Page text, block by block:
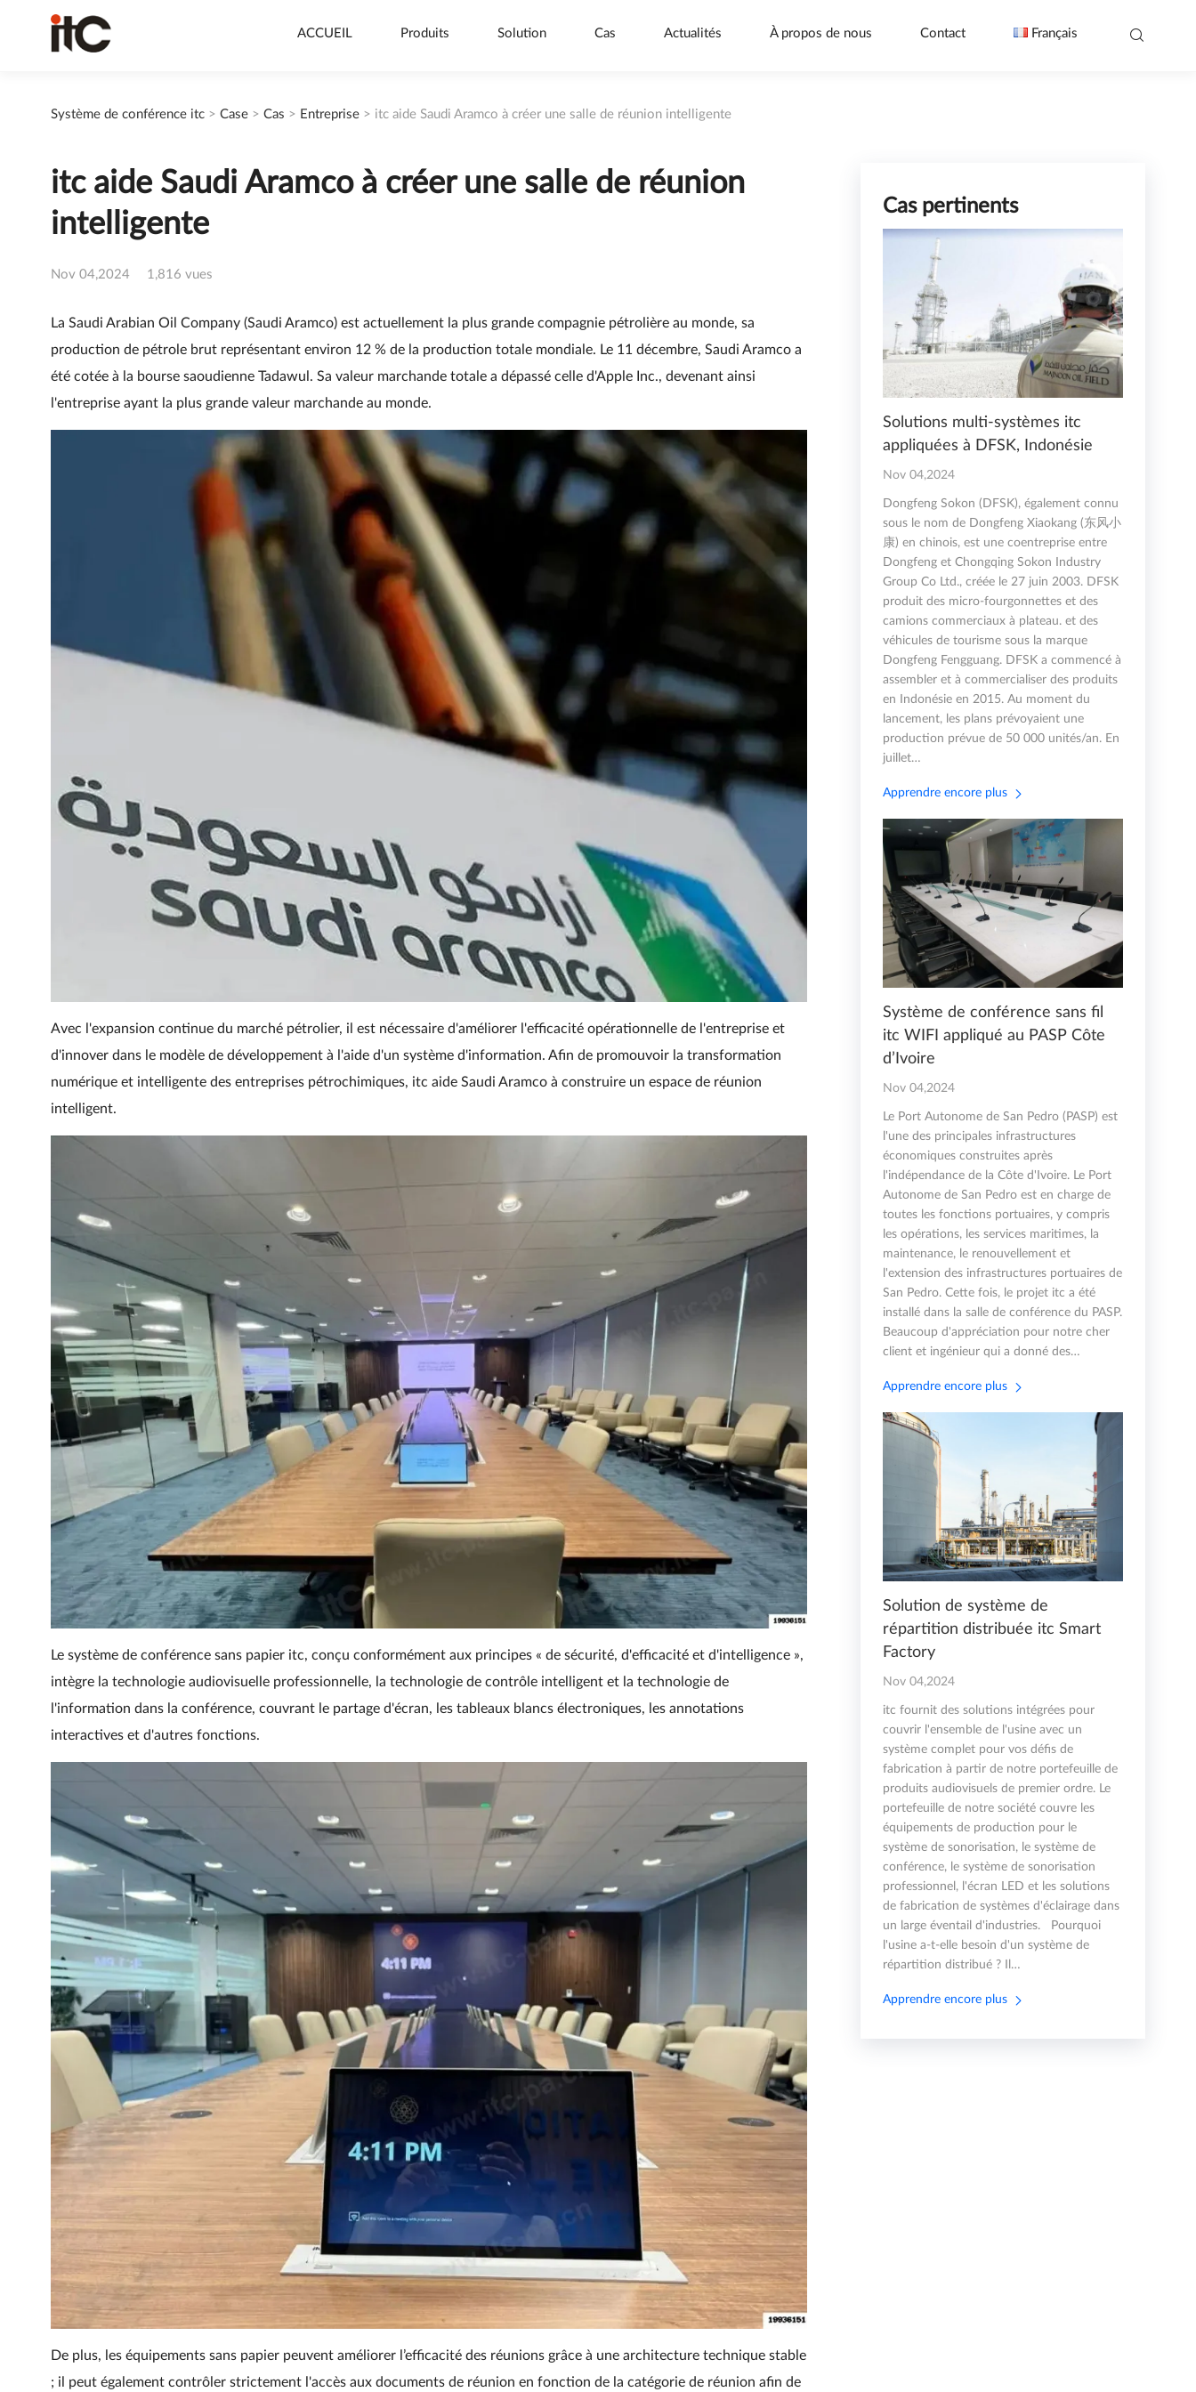
ACCUEIL Produits Solution Cas Actualités À propos de nous Contact Français
Système de conférence itc > Case > Cas > Entreprise > itc aide Saudi Aramco à créer une salle de réunion intelligente
itc aide Saudi Aramco à créer une salle de réunion
intelligente
Nov 04,2024 1,816 vues
La Saudi Arabian Oil Company (Saudi Aramco) est actuellement la plus grande compagnie pétrolière au monde, sa
production de pétrole brut représentant environ 12 % de la production totale mondiale. Le 11 décembre, Saudi Aramco a
été cotée à la bourse saoudienne Tadawul. Sa valeur marchande totale a dépassé celle d'Apple Inc., devenant ainsi
l'entreprise ayant la plus grande valeur marchande au monde.
Avec l'expansion continue du marché pétrolier, il est nécessaire d'améliorer l'efficacité opérationnelle de l'entreprise et
d'innover dans le modèle de développement à l'aide d'un système d'information. Afin de promouvoir la transformation
numérique et intelligente des entreprises pétrochimiques, itc aide Saudi Aramco à construire un espace de réunion
intelligent.
Le système de conférence sans papier itc, conçu conformément aux principes « de sécurité, d'efficacité et d'intelligence »,
intègre la technologie audiovisuelle professionnelle, la technologie de contrôle intelligent et la technologie de
l'information dans la conférence, couvrant le partage d'écran, les tableaux blancs électroniques, les annotations
interactives et d'autres fonctions.
De plus, les équipements sans papier peuvent améliorer l’efficacité des réunions grâce à une architecture technique stable
; il peut également contrôler strictement l'accès aux documents de réunion en fonction de la catégorie de réunion afin de
Cas pertinents
Solutions multi-systèmes itc
appliquées à DFSK, Indonésie
Nov 04,2024
Dongfeng Sokon (DFSK), également connu
sous le nom de Dongfeng Xiaokang (东风小
康) en chinois, est une coentreprise entre
Dongfeng et Chongqing Sokon Industry
Group Co Ltd., créée le 27 juin 2003. DFSK
produit des micro-fourgonnettes et des
camions commerciaux à plateau. et des
véhicules de tourisme sous la marque
Dongfeng Fengguang. DFSK a commencé à
assembler et à commercialiser des produits
en Indonésie en 2015. Au moment du
lancement, les plans prévoyaient une
production prévue de 50 000 unités/an. En
juillet…
Apprendre encore plus
Système de conférence sans fil
itc WIFI appliqué au PASP Côte
d’Ivoire
Nov 04,2024
Le Port Autonome de San Pedro (PASP) est
l'une des principales infrastructures
économiques construites après
l'indépendance de la Côte d'Ivoire. Le Port
Autonome de San Pedro est en charge de
toutes les fonctions portuaires, y compris
les opérations, les services maritimes, la
maintenance, le renouvellement et
l'extension des infrastructures portuaires de
San Pedro. Cette fois, le projet itc a été
installé dans la salle de conférence du PASP.
Beaucoup d'appréciation pour notre cher
client et ingénieur qui a donné des…
Apprendre encore plus
Solution de système de
répartition distribuée itc Smart
Factory
Nov 04,2024
itc fournit des solutions intégrées pour
couvrir l'ensemble de l'usine avec un
système complet pour vos défis de
fabrication à partir de notre portefeuille de
produits audiovisuels de premier ordre. Le
portefeuille de notre société couvre les
équipements de production pour le
système de sonorisation, le système de
conférence, le système de sonorisation
professionnel, l'écran LED et les solutions
de fabrication de systèmes d'éclairage dans
un large éventail d'industries. Pourquoi
l'usine a-t-elle besoin d'un système de
répartition distribué ? Il…
Apprendre encore plus